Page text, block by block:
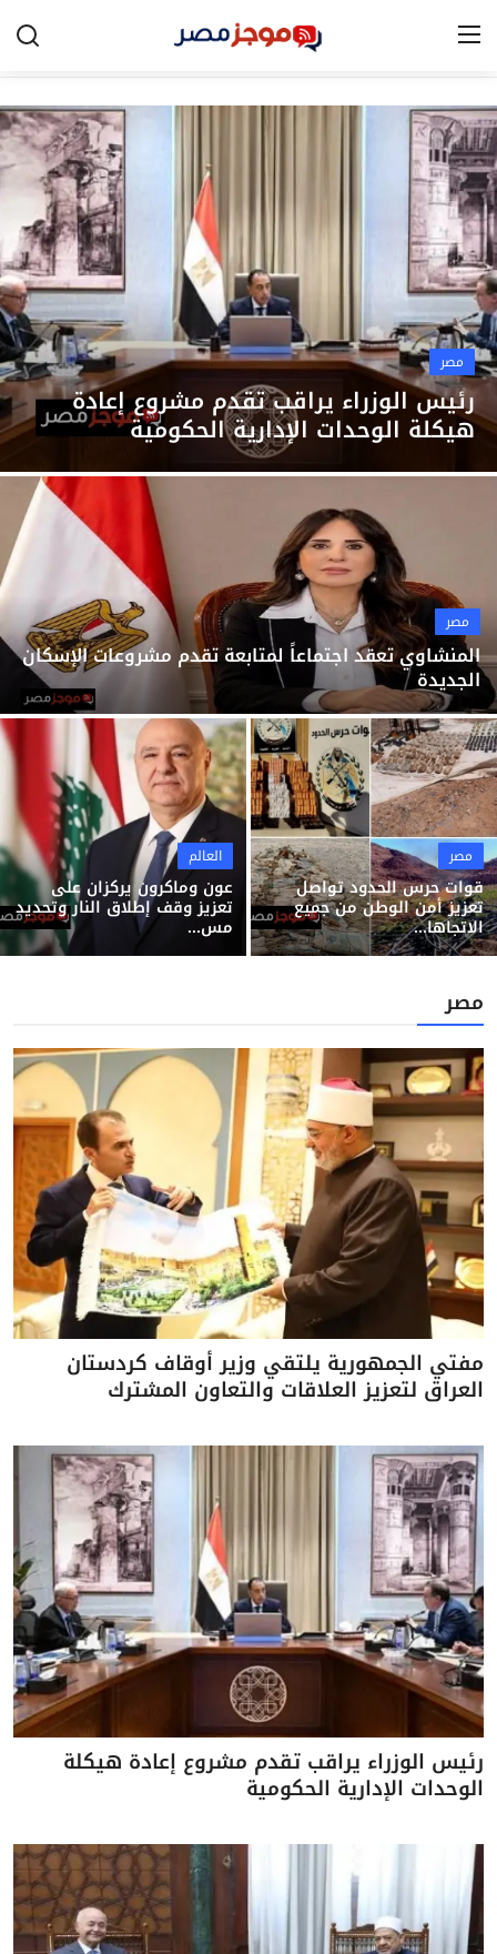
الرئيسية
مصر
الخليج
العالم
الرياضة
اقتصاد
تكنولوجيا
التعليم
منوعات
مصر
رئيس الوزراء يراقب تقدم مشروع إعادة
هيكلة الوحدات الإدارية الحكومية
مصر
المنشاوي تعقد اجتماعاً لمتابعة تقدم مشروعات الإسكان
الجديدة
مصر
قوات حرس الحدود تواصل
تعزيز أمن الوطن من جميع
الاتجاها...
العالم
عون وماكرون يركزان على
تعزيز وقف إطلاق النار وتحديد
مس...
مصر
مفتي الجمهورية يلتقي وزير أوقاف كردستان
العراق لتعزيز العلاقات والتعاون المشترك
رئيس الوزراء يراقب تقدم مشروع إعادة هيكلة
الوحدات الإدارية الحكومية